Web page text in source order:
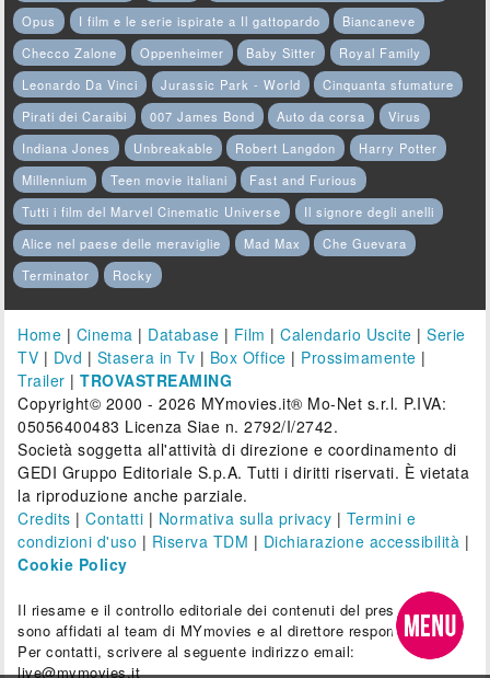
Opus
I film e le serie ispirate a Il gattopardo
Biancaneve
Checco Zalone
Oppenheimer Baby Sitter
Royal Family
Leonardo Da Vinci
Jurassic Park - World
Cinquanta sfumature
Pirati dei Caraibi
007 James Bond Auto da corsa
Virus
Indiana Jones
Unbreakable Robert Langdon
Harry Potter
Millennium
Teen movie italiani
Fast and Furious
Tutti i film del Marvel Cinematic Universe
Il signore degli anelli
Alice nel paese delle meraviglie
Mad Max
Che Guevara
Terminator
Rocky
Home | Cinema | Database | Film |Calendario Uscite |Serie
TV | Dvd | Stasera in Tv | Box Office | Prossimamente |
Trailer |TROVASTREAMING
Copyright© 2000 - 2026 MYmovies.it® Mo-Net s.r.l. P.IVA:
05056400483 Licenza Siae n. 2792/I/2742.
Società soggetta all'attività di direzione e coordinamento di
GEDI Gruppo Editoriale S.p.A. Tutti i diritti riservati. È vietata
la riproduzione anche parziale.
Credits |Contatti | Normativa sulla privacy | Termini e
condizioni d'uso | Riserva TDM | Dichiarazione accessibilità |
Cookie Policy
Il riesame e il controllo editoriale dei contenuti del presente sito
sono affidati al team di MYmovies e al direttore responsabile.
Per contatti, scrivere al seguente indirizzo email:
live@mymovies.it